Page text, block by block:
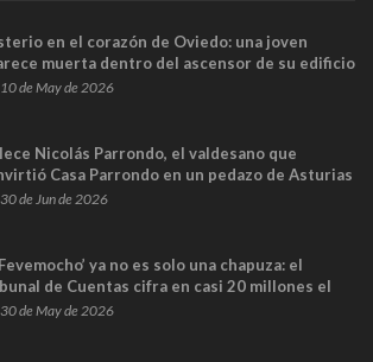
en el corazón de Oviedo: una joven
muerta dentro del ascensor de su edificio
cámaras captan sus últimos minutos
10 de May de 2026
Nicolás Parrondo, el valdesano que
Casa Parrondo en un pedazo de Asturias
30 de Jun de 2026
ya no es solo una chapuza: el
de Cuentas cifra en casi 20 millones el
de los trenes que no cabían por los
30 de May de 2026